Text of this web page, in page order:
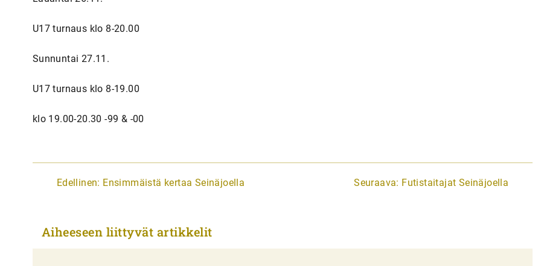
U17 turnaus klo 8-20.00
Sunnuntai 27.11.
U17 turnaus klo 8-19.00
klo 19.00-20.30 -99 & -00
A
i
Edellinen: Ensimmäistä kertaa Seinäjoella Seuraava: Futistaitajat Seinäjoella
Aiheeseen liittyvät artikkelit